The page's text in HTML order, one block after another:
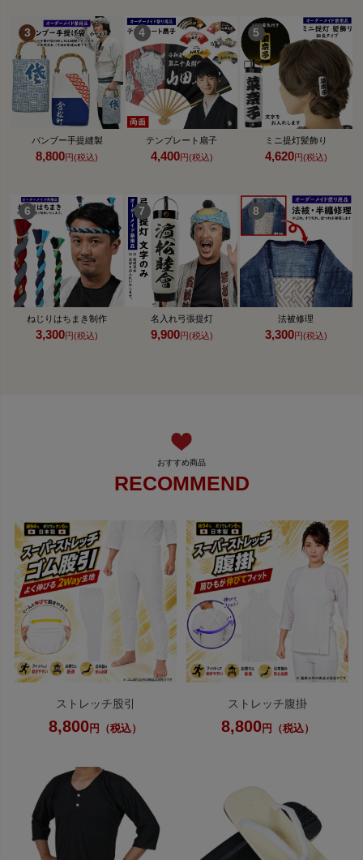
バンブー手提縫製
8,800円(税込)
テンプレート扇子
4,400円(税込)
ミニ提灯髪飾り
4,620円(税込)
ねじりはちまき制作
3,300円(税込)
名入れ弓張提灯
9,900円(税込)
法被修理
3,300円(税込)
RECOMMEND
ストレッチ股引
8,800 円（税込）
ストレッチ腹掛
8,800円（税込）